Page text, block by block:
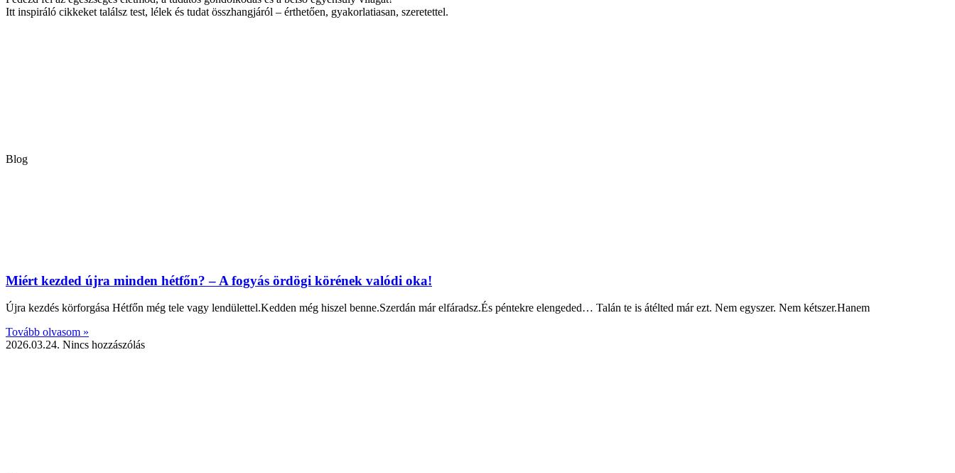
Itt inspiráló cikkeket találsz test, lélek és tudat összhangjáról – érthetően, gyakorlatiasan, szeretettel.
Blog
Miért kezded újra minden hétfőn? – A fogyás ördögi körének valódi oka!
Újra kezdés körforgása Hétfőn még tele vagy lendülettel.Kedden még hiszel benne.Szerdán már elfáradsz.És péntekre elengeded… Talán te is átélted már ezt. Nem egyszer. Nem kétszer.Hanem
Tovább olvasom »
2026.03.24. Nincs hozzászólás